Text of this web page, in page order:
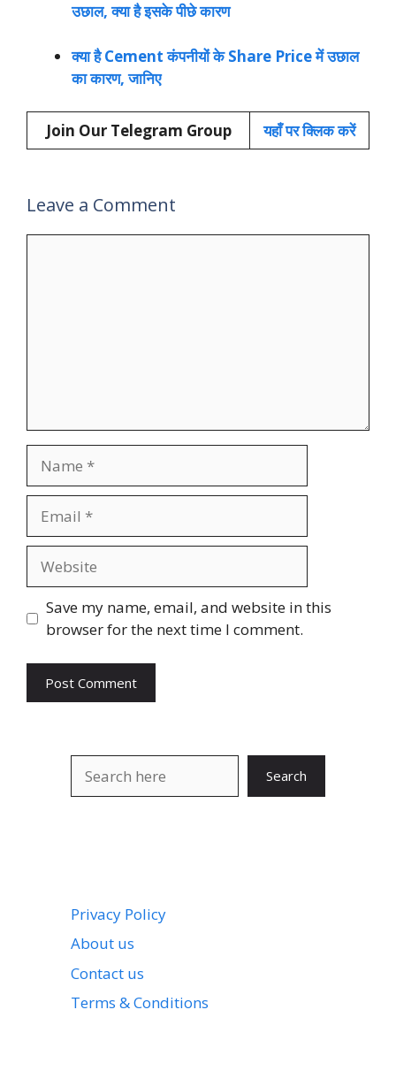
उछाल, क्या है इसके पीछे कारण
क्या है Cement कंपनीयों के Share Price में उछाल
का कारण, जानिए
Join Our Telegram Group यहाँ पर क्लिक करें
Leave a Comment
Save my name, email, and website in this
browser for the next time I comment.
Search
Privacy Policy
About us
Contact us
Terms & Conditions